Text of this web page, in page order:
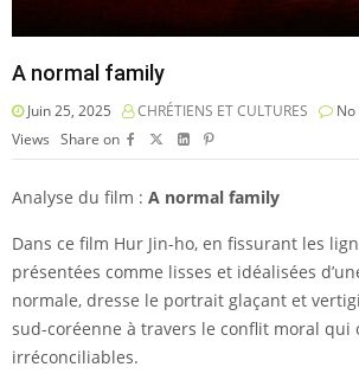
A normal family
Juin 25, 2025 CHRÉTIENS ET CULTURES
Views Share on
Analyse du film : A normal family
Dans ce film Hur Jin-ho, en fissurant les
présentées comme lisses et idéalisées
normale, dresse le portrait glaçant et
sud-coréenne à travers le conflit moral qui
irréconciliables.